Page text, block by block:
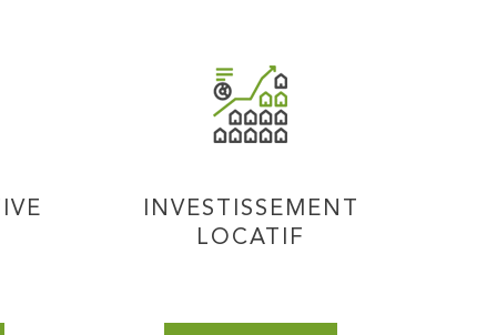
INVESTISSEMENT
LOCATIF